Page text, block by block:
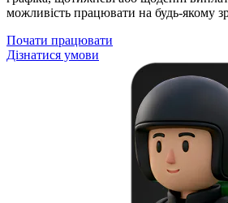
можливість працювати на будь-якому
Почати працювати
Дізнатися умови